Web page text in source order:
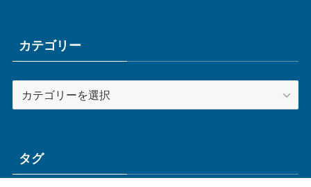
ブカテゴリー
テ
ータグ